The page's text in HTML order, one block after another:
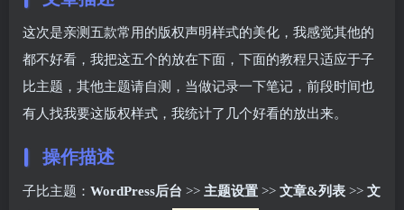
这次是亲测五款常用的版权声明样式的美化，我感觉其他的
都不好看，我把这五个的放在下面，下面的教程只适应于子
比主题，其他主题请自测，当做记录一下笔记，前段时间也
有人找我要这版权样式，我统计了几个好看的放出来。
操作描述
子比主题： WordPress后台 >> 主题设置 >> 文章&列表 >> 文